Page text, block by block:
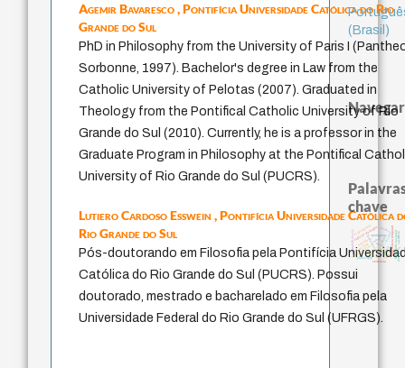
Agemir Bavaresco ,Pontifícia Universidade Católica do Rio
Grande do Sul
PhD in Philosophy from the University of Paris I
Sorbonne, 1997). Bachelor's degree in Law from the
Catholic University of Pelotas (2007). Graduated in
Theology from the Pontifical Catholic University of Rio
Grande do Sul (2010). Currently, he is a professor in the
Graduate Program in Philosophy at the Pontifical
University of Rio Grande do Sul (PUCRS).
Lutiero Cardoso Esswein ,Pontifícia Universidade Católica
Rio Grande do Sul
Pós-doutorando em Filosofia pela Pontifícia
Católica do Rio Grande do Sul (PUCRS). Possui
doutorado, mestrado e bacharelado em Filosofia pela
Universidade Federal do Rio Grande do Sul (UFRGS).
(Brasil)
Navegar
chave
fundamentalismojacobi
protágoras experiência temporal
metafísica do tempo
género
idade
intolerância identidade nacional
homem-medida
j.c.m. neto
palavra
perdón
leyes
violencia
logos lei
acquaintance
desejo sacrifício
bataille mind
therapy
philosophy
animais